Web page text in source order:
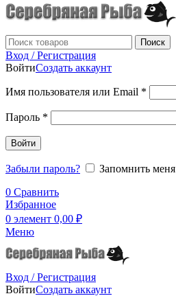
Поиск
Вход / Регистрация
ВойтиСоздать аккаунт
Имя пользователя или Email *
Пароль *
Войти
Забыли пароль?
Запомнить меня
0 Сравнить
Избранное
0 элемент 0,00 ₽
Меню
Вход / Регистрация
ВойтиСоздать аккаунт